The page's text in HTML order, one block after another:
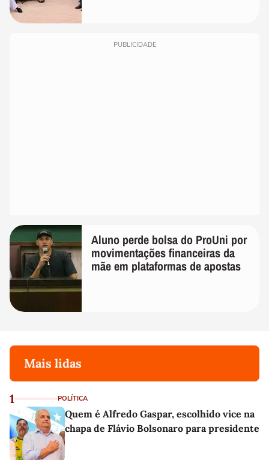
PUBLICIDADE
Aluno perde bolsa do ProUni por
movimentações financeiras da
mãe em plataformas de apostas
Mais lidas
1 POLÍTICA
Quem é Alfredo Gaspar, escolhido vice na
chapa de Flávio Bolsonaro para presidente